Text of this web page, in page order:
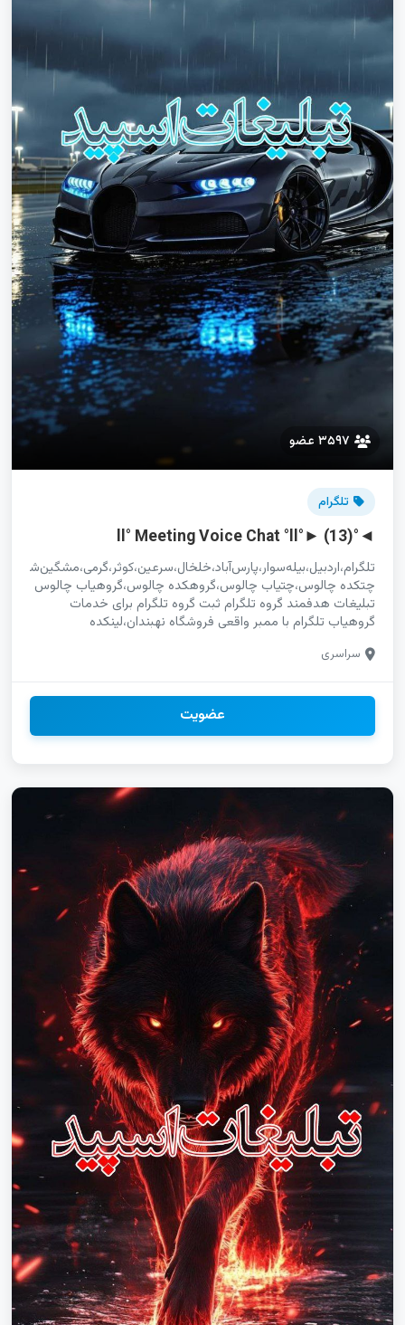
۳۵۹۷ عضو
تلگرام
◄°ll° Meeting Voice Chat °ll°► (13)
چتکده چالوس،چتیاب چالوس،گروهکده چالوس،گروهیاب چالوس
تبلیغات هدفمند گروه تلگرام ثبت گروه تلگرام برای خدمات
گروهیاب تلگرام با ممبر واقعی فروشگاه نهبندان،لینکده
نهبندان لینکدونی تلگرام قم،لینکدونی اینستاگرام قم،لینکدونی ایتا
شاپ یوتیوب ایرانی تبلیغات کانال واتساپ در قم،خدمات واتساپ
لینکیاب سروش برای فروش محصول،گروه سروش برای تبلیغات
آنلاین،گپ سروش در اصفهان آگهی سریع کانال واتساپ،تبلیغات
کانال واتساپ برای برندینگ،ثبت کانال واتساپ برای خدمات
سراسری
عضویت